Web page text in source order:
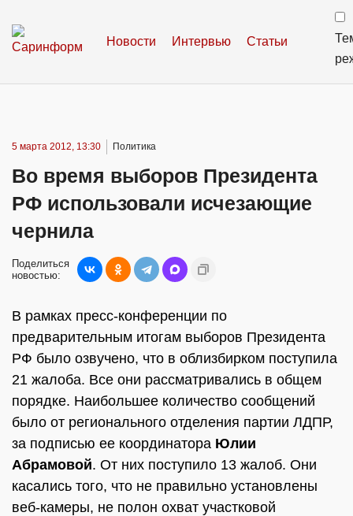
Новости Интервью Статьи
5 марта 2012, 13:30 Политика
Во время выборов Президента
РФ использовали исчезающие
чернила
Поделиться
новостью:
В рамках пресс-конференции по
предварительным итогам выборов Президента
РФ было озвучено, что в облизбирком поступила
21 жалоба. Все они рассматривались в общем
порядке. Наибольшее количество сообщений
было от регионального отделения партии ЛДПР,
за подписью ее координатора Юлии
Абрамовой. От них поступило 13 жалоб. Они
касались того, что не правильно установлены
веб-камеры, не полон охват участковой